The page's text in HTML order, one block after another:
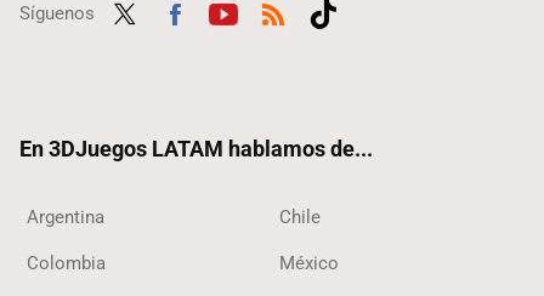
Síguenos
En 3DJuegos LATAM hablamos de...
Argentina Chile
Colombia México